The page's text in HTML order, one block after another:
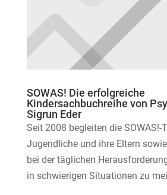
SOWAS! Die erfolgreiche
Kindersachbuchreihe von
Sigrun Eder
Seit 2008 begleiten die SOWAS!-
Jugendliche und ihre Eltern
bei der täglichen
in schwierigen Situationen zu